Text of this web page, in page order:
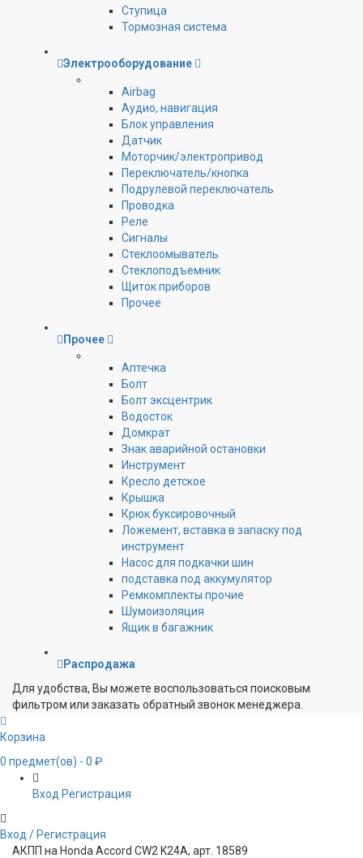
Ступица
Тормозная система
Электрооборудование
Airbag
Аудио, навигация
Блок управления
Датчик
Моторчик/электропривод
Переключатель/кнопка
Подрулевой переключатель
Проводка
Реле
Сигналы
Стеклоомыватель
Стеклоподъемник
Щиток приборов
Прочее
Прочее
Аптечка
Болт
Болт эксцентрик
Водосток
Домкрат
Знак аварийной остановки
Инструмент
Кресло детское
Крышка
Крюк буксировочный
Ложемент, вставка в запаску под
инструмент
Насос для подкачки шин
подставка под аккумулятор
Ремкомплекты прочие
Шумоизоляция
Ящик в багажник
Распродажа
Для удобства, Вы можете воспользоваться поисковым
фильтром или заказать обратный звонок менеджера.
Корзина
0 предмет(ов) - 0 ₽
Вход Регистрация
Вход / Регистрация
АКПП на Honda Accord CW2 K24A, арт. 18589